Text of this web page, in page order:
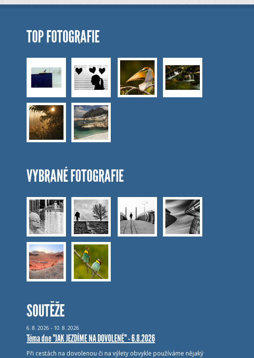
TOP FOTOGRAFIE
VYBRANÉ FOTOGRAFIE
SOUTĚŽE
6. 8. 2026 - 10. 8. 2026
Téma dne "JAK JEZDÍME NA DOVOLENÉ" - 6.8.2026
Při cestách na dovolenou či na výlety obvykle používáme nějaký